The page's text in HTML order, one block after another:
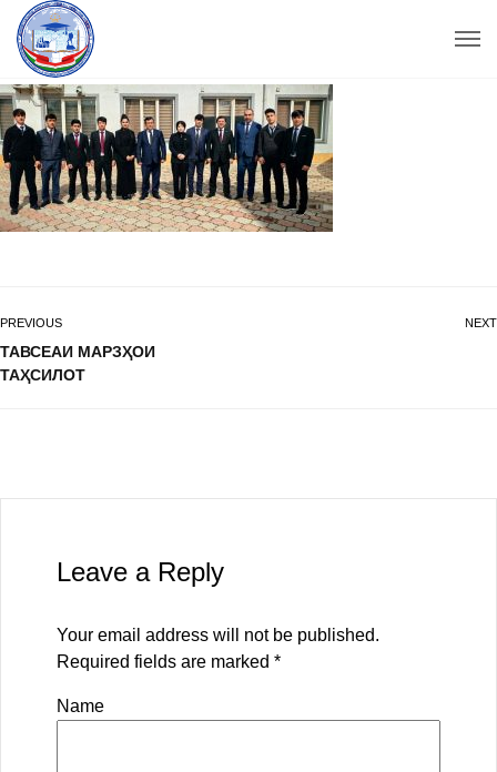
PREVIOUS
ТАВСЕАИ МАРЗҲОИ
ТАҲСИЛОТ
NEXT
Leave a Reply
Your email address will not be published.
Required fields are marked *
Name